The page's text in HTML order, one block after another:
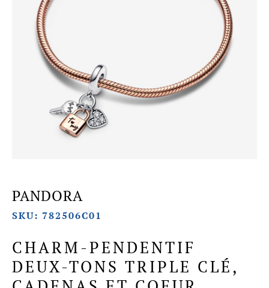
PANDORA
SKU: 782506C01
CHARM-PENDENTIF
DEUX-TONS TRIPLE CLÉ,